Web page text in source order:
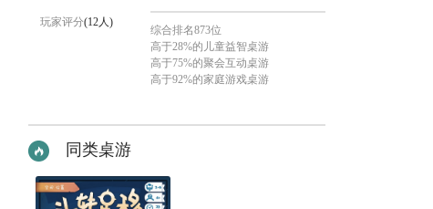
玩家评分(12人)
综合排名873位
高于28%的儿童益智桌游
高于75%的聚会互动桌游
高于92%的家庭游戏桌游
同类桌游